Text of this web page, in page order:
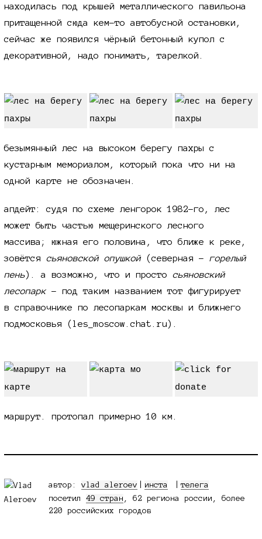
находилась под крышей металлического павильона
притащенной сюда кем-то автобусной остановки,
сейчас же появился чёрный бетонный купол с
декоративной, надо понимать, тарелкой.
безымянный лес на высоком берегу пахры с
кустарным мемориалом, который пока что ни на
одной карте не обозначен.
апдейт: судя по схеме ленгорок1982-го,
лес
может быть частью мещеринского лесного
массива; южная его половина, что ближе к реке,
зовётся сьяновской опушкой(северная - горелый
пень). а возможно, что и просто сьяновский
лесопарк- под таким названием тот фигурирует
в справочнике по лесопаркам москвы и ближнего
подмосковья (les_moscow.chat.ru).
маршрут. протопал примерно10 км.
автор: vlad aleroev инста
телега
посетил 49 стран , 62 региона россии, более
220 российских городов